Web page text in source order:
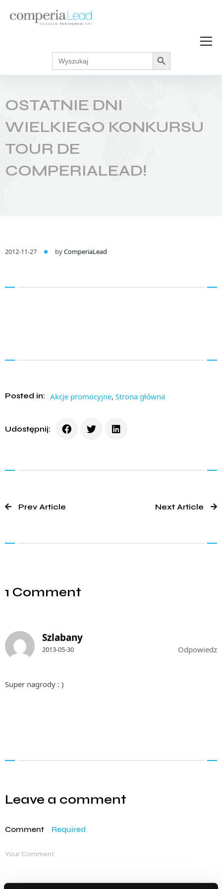
Strefa Wiedzy
Akcje promocyjne
Regulaminy
Search
for:
Search Button
OSTATNIE DNI
WIELKIEGO KONKURSU
TOUR DE
COMPERIALEAD!
2012-11-27 byComperiaLead
Posted in: Akcje promocyjne, Strona główna
Udostępnij:
Prev Article Next Article
1 Comment
Szlabany
2013-05-30 Odpowiedz
Super nagrody : )
Leave a comment
Comment Required